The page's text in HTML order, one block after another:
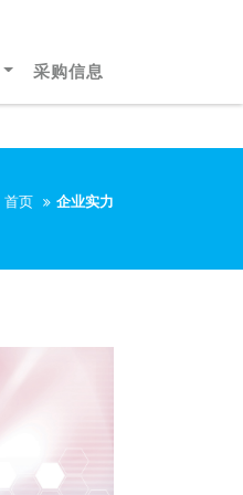
采购信息
首页 企业实力